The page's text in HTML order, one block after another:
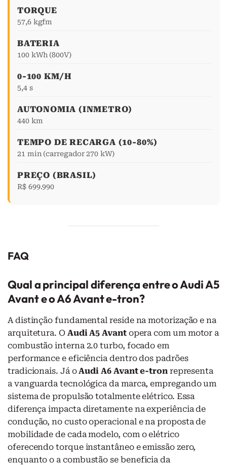
TORQUE
57,6 kgfm
BATERIA
100 kWh (800V)
0-100 KM/H
5,4 s
AUTONOMIA (INMETRO)
440 km
TEMPO DE RECARGA (10-80%)
21 min (carregador 270 kW)
PREÇO (BRASIL)
R$ 699.990
FAQ
Qual a principal diferença entre o Audi A5
Avant e o A6 Avant e-tron?
A distinção fundamental reside na motorização e na
arquitetura. O Audi A5 Avantopera com um motor a
combustão interna 2.0 turbo, focado em
performance e eficiência dentro dos padrões
tradicionais. Já oAudi A6 Avant e-tronrepresenta
a vanguarda tecnológica da marca, empregando um
sistema de propulsão totalmente elétrico. Essa
diferença impacta diretamente na experiência de
condução, no custo operacional e na proposta de
mobilidade de cada modelo, com o elétrico
oferecendo torque instantâneo e emissão zero,
enquanto o a combustão se beneficia da